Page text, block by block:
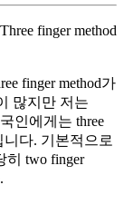
finger method
finger method가
많지만 저는
인에게는 three
니다. 기본적으로
히 two finger